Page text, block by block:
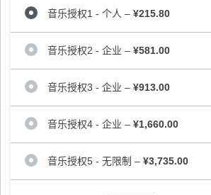
音乐授权1 - 个人 – ¥215.80
音乐授权2 - 企业 – ¥581.00
音乐授权3 - 企业 – ¥913.00
音乐授权4 - 企业 – ¥1,660.00
音乐授权5 - 无限制 – ¥3,735.00